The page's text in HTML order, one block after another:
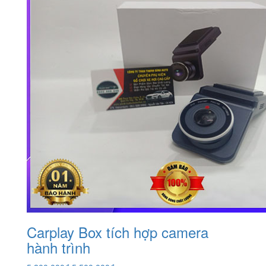
Carplay Box tích hợp camera
hành trình